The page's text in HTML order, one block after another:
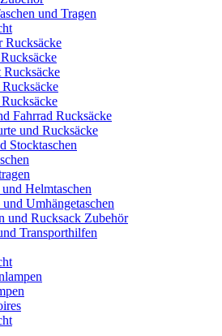
und Tragen
Rucksäcke
Rucksäcke
Fahrrad Rucksäcke
und Rucksäcke
Stocktaschen
Helmtaschen
Umhängetaschen
und Rucksack Zubehör
Transporthilfen